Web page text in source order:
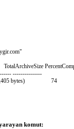
TotalArchiveSize
------ ---------------
405 bytes) 74
komut: